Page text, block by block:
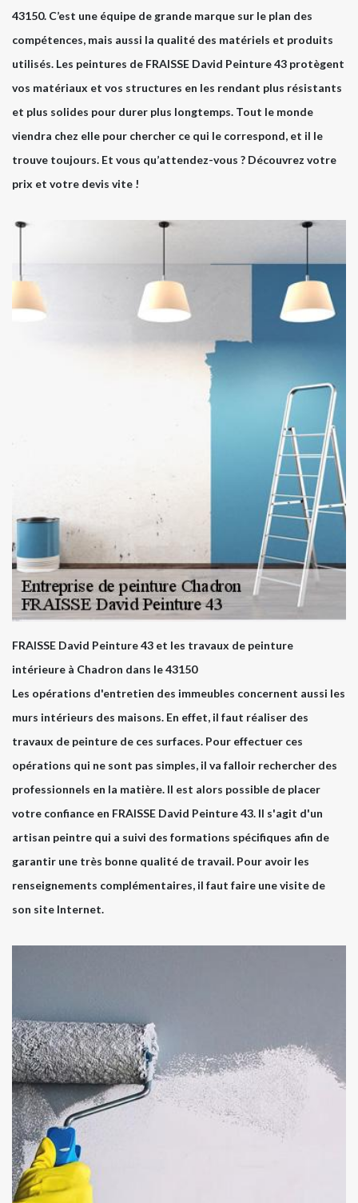
43150. C’est une équipe de grande marque sur le plan des
compétences, mais aussi la qualité des matériels et produits
utilisés. Les peintures de FRAISSE David Peinture 43 protègent
vos matériaux et vos structures en les rendant plus résistants
et plus solides pour durer plus longtemps. Tout le monde
viendra chez elle pour chercher ce qui le correspond, et il le
trouve toujours. Et vous qu’attendez-vous ? Découvrez votre
prix et votre devis vite !
FRAISSE David Peinture 43 et les travaux de peinture
intérieure à Chadron dans le 43150
Les opérations d'entretien des immeubles concernent aussi les
murs intérieurs des maisons. En effet, il faut réaliser des
travaux de peinture de ces surfaces. Pour effectuer ces
opérations qui ne sont pas simples, il va falloir rechercher des
professionnels en la matière. Il est alors possible de placer
votre confiance en FRAISSE David Peinture 43. Il s'agit d'un
artisan peintre qui a suivi des formations spécifiques afin de
garantir une très bonne qualité de travail. Pour avoir les
renseignements complémentaires, il faut faire une visite de
son site Internet.